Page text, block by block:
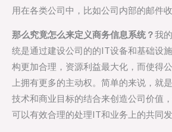
用在各类公司中，比如公司内部的邮件收
那么究竟怎么来定义商务信息系统？我
统是通过建设公司的的IT设备和基础设
构更加合理，资源利益最大化，而使得
上拥有更多的主动权。简单的来说，就
技术和商业目标的结合来创造公司价值
可以有效合理的处理IT和业务上的共同